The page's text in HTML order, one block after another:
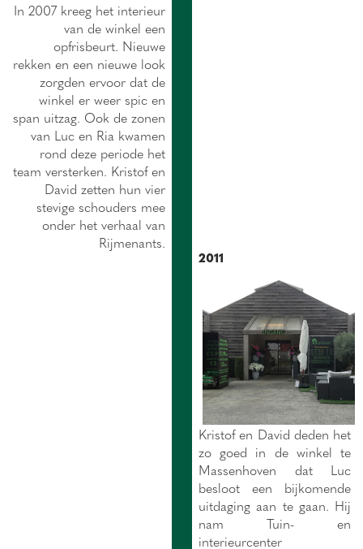
In 2007 kreeg het interieur
van de winkel een
opfrisbeurt. Nieuwe
rekken en een nieuwe look
zorgden ervoor dat de
winkel er weer spic en
span uitzag. Ook de zonen
van Luc en Ria kwamen
rond deze periode het
team versterken. Kristof en
David zetten hun vier
stevige schouders mee
onder het verhaal van
Rijmenants.
2011
Kristof en David deden het
zo goed in de winkel te
Massenhoven dat Luc
besloot een bijkomende
uitdaging aan te gaan. Hij
nam Tuin- en
interieurcenter